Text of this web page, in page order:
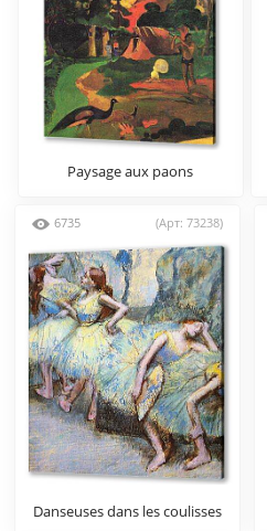
Paysage aux paons
6735 (Арт: 73238)
Danseuses dans les coulisses